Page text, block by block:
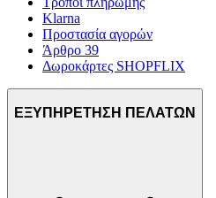
Klarna
Προστασία αγορών
Άρθρο 39
Δωροκάρτες SHOPFLIX
ΕΞΥΠΗΡΕΤΗΣΗ ΠΕΛΑΤΩΝ